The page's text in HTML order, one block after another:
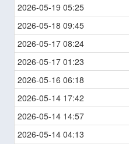
2026-05-19 05:25
2026-05-18 09:45
2026-05-17 08:24
2026-05-17 01:23
2026-05-16 06:18
2026-05-14 17:42
2026-05-14 14:57
2026-05-14 04:13